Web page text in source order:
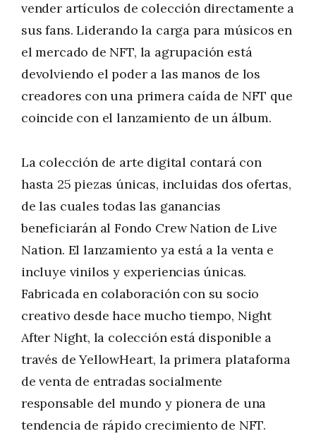
vender artículos de colección directamente a
sus fans. Liderando la carga para músicos en
el mercado de NFT, la agrupación está
devolviendo el poder a las manos de los
creadores con una primera caída de NFT que
coincide con el lanzamiento de un álbum.
La colección de arte digital contará con
hasta 25 piezas únicas, incluidas dos ofertas,
de las cuales todas las ganancias
beneficiarán al Fondo Crew Nation de Live
Nation. El lanzamiento ya está a la venta e
incluye vinilos y experiencias únicas.
Fabricada en colaboración con su socio
creativo desde hace mucho tiempo, Night
After Night, la colección está disponible a
través de YellowHeart, la primera plataforma
de venta de entradas socialmente
responsable del mundo y pionera de una
tendencia de rápido crecimiento de NFT.